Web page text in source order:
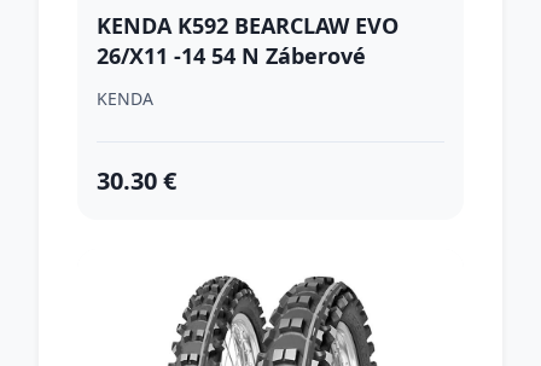
KENDA K592 BEARCLAW EVO
26/X11 -14 54 N Záberové
KENDA
30.30 €